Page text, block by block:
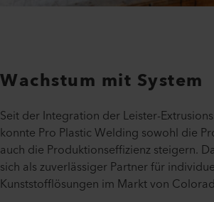
Wachstum mit System
Seit der Integration der Leister-
konnte Pro Plastic Welding sowohl die
auch die Produktionseffizienz steigern.
sich als zuverlässiger Partner für
Kunststofflösungen im Markt von